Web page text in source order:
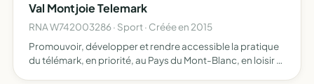
Val Montjoie Telemark
RNA W742003286 · Sport · Créée en 2015
Promouvoir, développer et rendre accessible la pratique
du télémark, en priorité, au Pays du Mont-Blanc, en loisir et